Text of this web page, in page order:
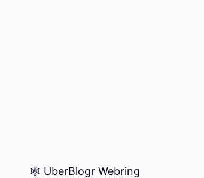
🕸️ UberBlogr Webring